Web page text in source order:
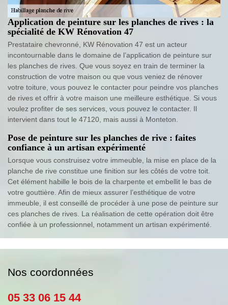
Application de peinture sur les planches de rives : la
spécialité de KW Rénovation 47
Prestataire chevronné, KW Rénovation 47 est un acteur
incontournable dans le domaine de l’application de peinture sur
les planches de rives. Que vous soyez en train de terminer la
construction de votre maison ou que vous veniez de rénover
votre toiture, vous pouvez le contacter pour peindre vos planches
de rives et offrir à votre maison une meilleure esthétique. Si vous
voulez profiter de ses services, vous pouvez le contacter. Il
intervient dans tout le 47120, mais aussi à Monteton.
Pose de peinture sur les planches de rive : faites
confiance à un artisan expérimenté
Lorsque vous construisez votre immeuble, la mise en place de la
planche de rive constitue une finition sur les côtés de votre toit.
Cet élément habille le bois de la charpente et embellit le bas de
votre gouttière. Afin de mieux assurer l’esthétique de votre
immeuble, il est conseillé de procéder à une pose de peinture sur
ces planches de rives. La réalisation de cette opération doit être
confiée à un professionnel, notamment un artisan expérimenté.
Nos coordonnées
05 33 06 15 44